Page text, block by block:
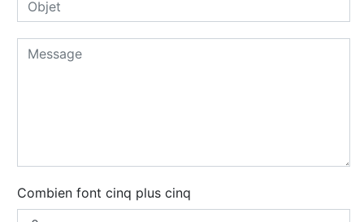
Combien font cinq plus cinq